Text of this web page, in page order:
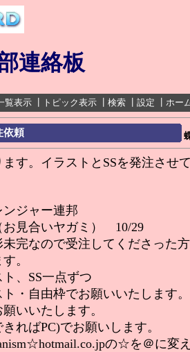
連絡板
覧表示 トピック表示 検索 設定 ホー
依頼
す。イラストとSSを発注させ
ジャー連邦
お見合いヤガミ） 10/29
完なので受注してくださった
。
、SS一点ずつ
・自由枠でお願いいたします
いいたします。
ればPC)でお願いします。
の☆を＠に変